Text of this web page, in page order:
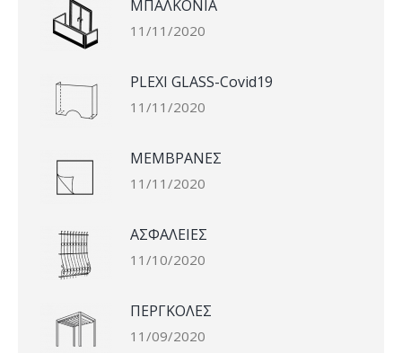
ΜΠΑΛΚΟΝΙΑ
11/11/2020
PLEXI GLASS-Covid19
11/11/2020
ΜΕΜΒΡΑΝΕΣ
11/11/2020
ΑΣΦΑΛΕΙΕΣ
11/10/2020
ΠΕΡΓΚΟΛΕΣ
11/09/2020